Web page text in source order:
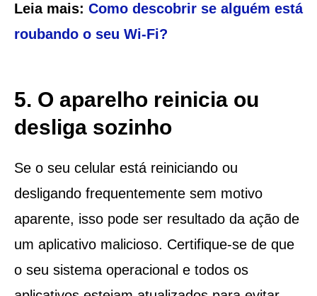
Leia mais: Como descobrir se alguém está
roubando o seu Wi-Fi?
5. O aparelho reinicia ou
desliga sozinho
Se o seu celular está reiniciando ou
desligando frequentemente sem motivo
aparente, isso pode ser resultado da ação de
um aplicativo malicioso. Certifique-se de que
o seu sistema operacional e todos os